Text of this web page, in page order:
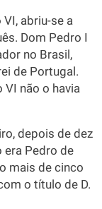
abriu-se a
Dom Pedro I
no Brasil,
de Portugal.
não o havia
depois de dez
era Pedro de
mais de cinco
o título de D.